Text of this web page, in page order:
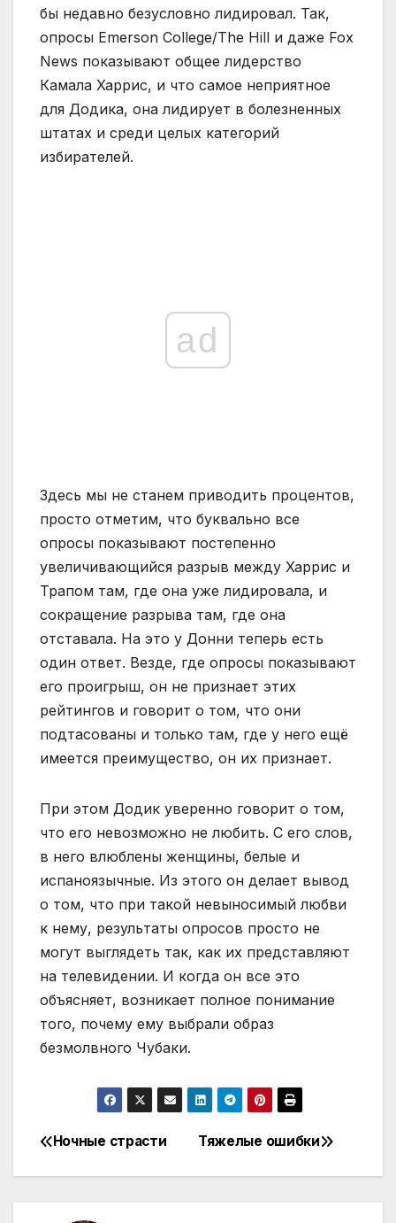
бы недавно безусловно лидировал. Так,
опросы Emerson College/The Hill и даже Fox
News показывают общее лидерство
Камала Харрис, и что самое неприятное
для Додика, она лидирует в болезненных
штатах и среди целых категорий
избирателей.
ad
Здесь мы не станем приводить процентов,
просто отметим, что буквально все
опросы показывают постепенно
увеличивающийся разрыв между Харрис и
Трапом там, где она уже лидировала, и
сокращение разрыва там, где она
отставала. На это у Донни теперь есть
один ответ. Везде, где опросы показывают
его проигрыш, он не признает этих
рейтингов и говорит о том, что они
подтасованы и только там, где у него ещё
имеется преимущество, он их признает.
При этом Додик уверенно говорит о том,
что его невозможно не любить. С его слов,
в него влюблены женщины, белые и
испаноязычные. Из этого он делает вывод
о том, что при такой невыносимый любви
к нему, результаты опросов просто не
могут выглядеть так, как их представляют
на телевидении. И когда он все это
объясняет, возникает полное понимание
того, почему ему выбрали образ
безмолвного Чубаки.
Навігація
записів
Тяжелые ошибки
Ночные страсти